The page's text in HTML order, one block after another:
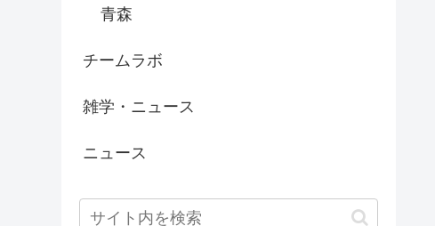
青森
チームラボ
雑学・ニュース
ニュース